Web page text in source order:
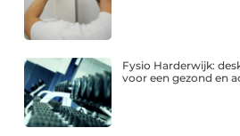
Fysio Harderwijk:
voor een gezond en